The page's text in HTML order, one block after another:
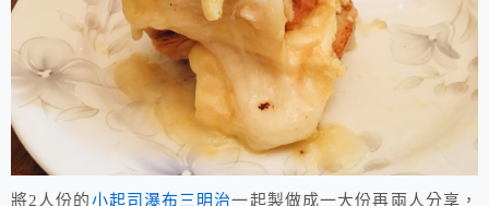
將2人份的小起司瀑布三明治一起製做成一大份再兩人分享，